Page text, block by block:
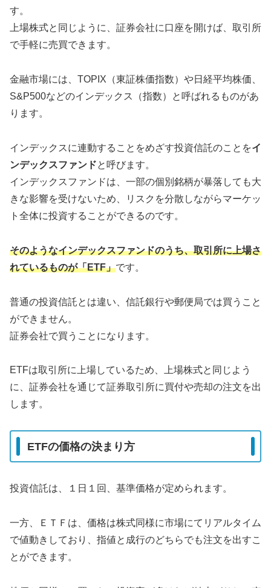
す。
上場株式と同じように、証券会社に口座を開けば、取引所
で手軽に売買できます。
金融市場には、TOPIX（東証株価指数）や日経平均株価、
S&P500などのインデックス（指数）と呼ばれるものがあ
ります。
インデックスに連動することをめざす投資信託のことをイ
ンデックスファンドと呼びます。
インデックスファンドは、一部の個別銘柄が暴落しても大
きな影響を受けないため、リスクを分散しながらマーケッ
ト全体に投資することができるのです。
そのようなインデックスファンドのうち、取引所に上場さ
れているものが「ETF」です。
普通の投資信託とは違い、信託銀行や郵便局では買うこと
ができません。
証券会社で買うことになります。
ETFは取引所に上場しているため、上場株式と同じよう
に、証券会社を通じて証券取引所に買付や売却の注文を出
します。
ETFの価格の決まり方
投資信託は、１日１回、基準価格が定められます。
一方、ＥＴＦは、価格は株式同様に市場にてリアルタイム
で値動きしており、指値と成行のどちらでも注文を出すこ
とができます。